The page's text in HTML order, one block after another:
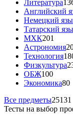
Литература
Английский
Немецкий
Татарский
МХК201
Астрономия
Технология
Физкультура
ОБЖ100
Экономика80
Все предметы25131
Тесты на выбор